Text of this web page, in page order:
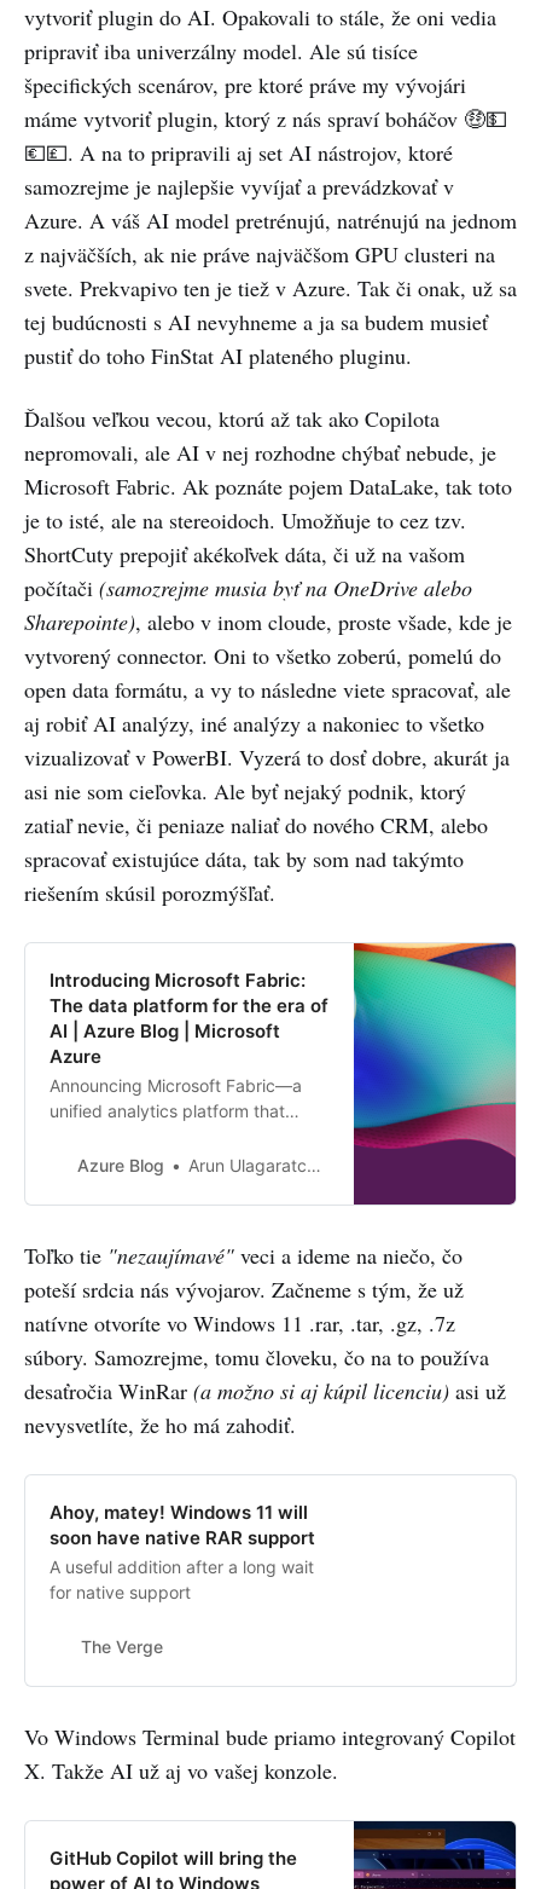
vytvoriť plugin do AI. Opakovali to stále, že oni vedia
pripraviť iba univerzálny model. Ale sú tisíce
špecifických scenárov, pre ktoré práve my vývojári
máme vytvoriť plugin, ktorý z nás spraví boháčov 🤑💵
💶💷. A na to pripravili aj set AI nástrojov, ktoré
samozrejme je najlepšie vyvíjať a prevádzkovať v
Azure. A váš AI model pretrénujú, natrénujú na jednom
z najväčších, ak nie práve najväčšom GPU clusteri na
svete. Prekvapivo ten je tiež v Azure. Tak či onak, už sa
tej budúcnosti s AI nevyhneme a ja sa budem musieť
pustiť do toho FinStat AI plateného pluginu.
Ďalšou veľkou vecou, ktorú až tak ako Copilota
nepromovali, ale AI v nej rozhodne chýbať nebude, je
Microsoft Fabric. Ak poznáte pojem DataLake, tak toto
je to isté, ale na stereoidoch. Umožňuje to cez tzv.
ShortCuty prepojiť akékoľvek dáta, či už na vašom
počítači (samozrejme musia byť na OneDrive alebo
Sharepointe), alebo v inom cloude, proste všade, kde je
vytvorený connector. Oni to všetko zoberú, pomelú do
open data formátu, a vy to následne viete spracovať, ale
aj robiť AI analýzy, iné analýzy a nakoniec to všetko
vizualizovať v PowerBI. Vyzerá to dosť dobre, akurát ja
asi nie som cieľovka. Ale byť nejaký podnik, ktorý
zatiaľ nevie, či peniaze naliať do nového CRM, alebo
spracovať existujúce dáta, tak by som nad takýmto
riešením skúsil porozmýšľať.
Introducing Microsoft Fabric:
The data platform for the era of
AI | Azure Blog | Microsoft
Azure
Announcing Microsoft Fabric—a
unified analytics platform that
analytics tools that organizations
Azure Blog Arun Ulagaratchagan
Toľko tie "nezaujímavé" veci a ideme na niečo, čo
poteší srdcia nás vývojarov. Začneme s tým, že už
natívne otvoríte vo Windows 11 .rar, .tar, .gz, .7z
súbory. Samozrejme, tomu človeku, čo na to používa
desaťročia WinRar (a možno si aj kúpil licenciu) asi už
nevysvetlíte, že ho má zahodiť.
Ahoy, matey! Windows 11 will
soon have native RAR support
A useful addition after a long wait
for native support
The Verge
Vo Windows Terminal bude priamo integrovaný Copilot
X. Takže AI už aj vo vašej konzole.
GitHub Copilot will bring the
power of AI to Windows